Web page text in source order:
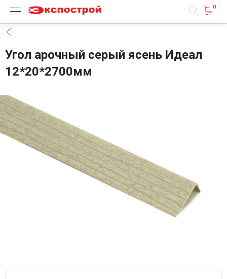
Каталог товаров 0
Угол арочный серый ясень Идеал
12*20*2700мм